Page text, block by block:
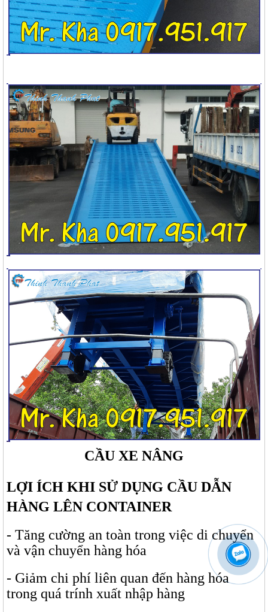
CẦU XE NÂNG
LỢI ÍCH KHI SỬ DỤNG CẦU DẪN
HÀNG LÊN CONTAINER
- Tăng cường an toàn trong việc di chuyển
và vận chuyển hàng hóa
- Giảm chi phí liên quan đến hàng hóa
trong quá trính xuất nhập hàng